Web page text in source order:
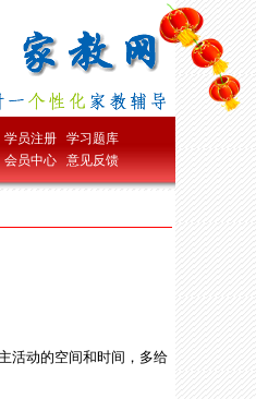
学员注册
学习题库
会员中心 意见反馈
活动的空间和时间，多给